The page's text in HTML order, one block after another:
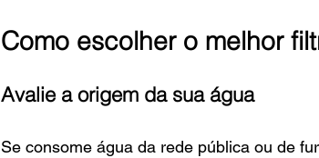
Como escolher o melhor
Avalie a origem da sua água
Se consome água da rede pública ou de